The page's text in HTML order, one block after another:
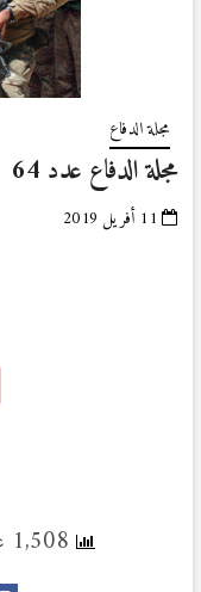
مجلة الدفاع
مجلة الدفاع عدد 64
11 أفريل 2019